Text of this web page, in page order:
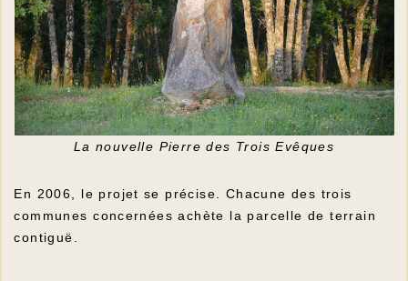
La nouvelle Pierre des Trois Evêques
En 2006, le projet se précise. Chacune des trois
communes concernées achète la parcelle de terrain
contiguë.